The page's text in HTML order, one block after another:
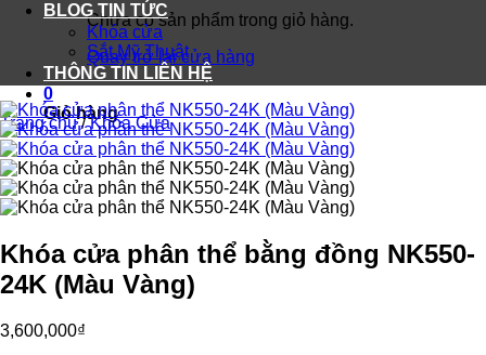
Chưa có sản phẩm trong giỏ hàng.
Quay trở lại cửa hàng
0
Giỏ hàng
BLOG TIN TỨC
Khóa cửa
Sắt Mỹ Thuật
THÔNG TIN LIÊN HỆ
Trang chủ / Khóa Cửa
Khóa cửa phân thể bằng đồng NK550-
24K (Màu Vàng)
3,600,000₫